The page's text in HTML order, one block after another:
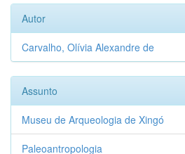
Autor
Carvalho, Olívia Alexandre de
Assunto
Museu de Arqueologia de Xingó
Paleoantropologia